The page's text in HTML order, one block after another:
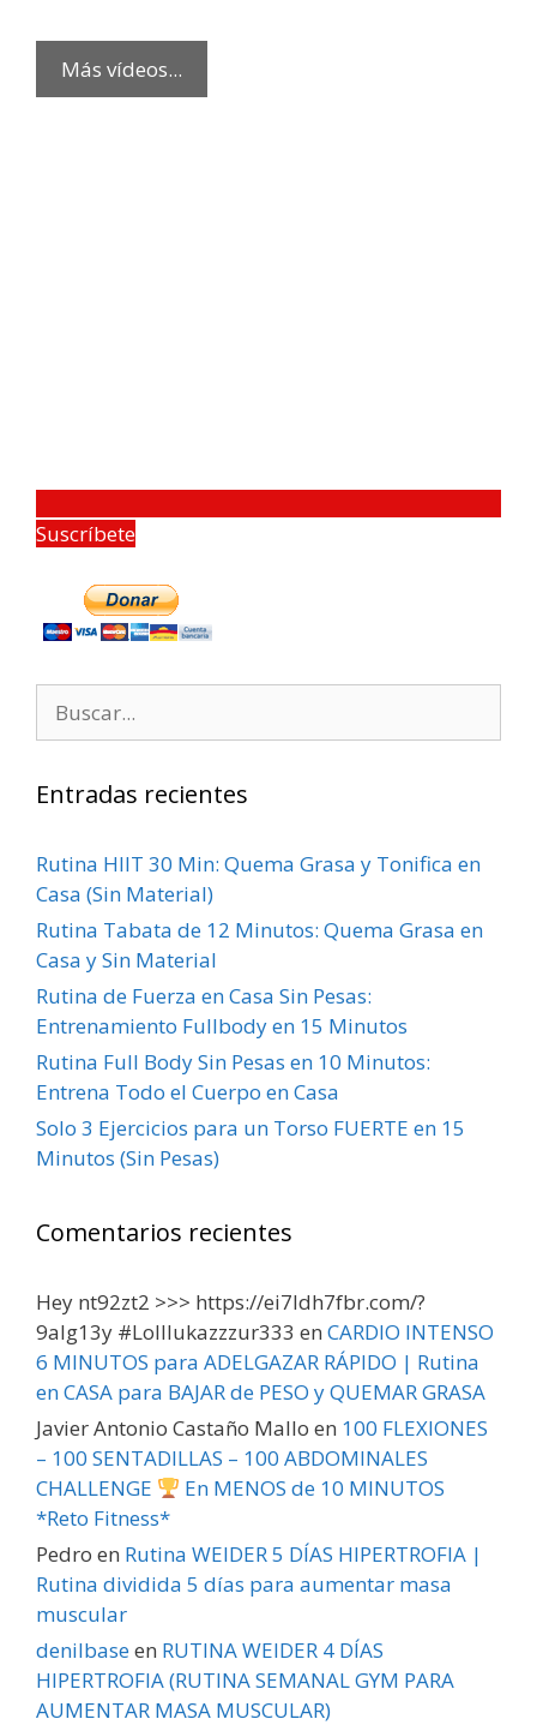
Más vídeos...
Suscríbete
Entradas recientes
Rutina HIIT 30 Min: Quema Grasa y Tonifica en
Casa (Sin Material)
Rutina Tabata de 12 Minutos: Quema Grasa en
Casa y Sin Material
Rutina de Fuerza en Casa Sin Pesas:
Entrenamiento Fullbody en 15 Minutos
Rutina Full Body Sin Pesas en 10 Minutos:
Entrena Todo el Cuerpo en Casa
Solo 3 Ejercicios para un Torso FUERTE en 15
Minutos (Sin Pesas)
Comentarios recientes
Hey nt92zt2 >>> https://ei7ldh7fbr.com/?
9alg13y #Lolllukazzzur333 en CARDIO INTENSO
6 MINUTOS para ADELGAZAR RÁPIDO | Rutina
en CASA para BAJAR de PESO y QUEMAR GRASA
Javier Antonio Castaño Mallo en 100 FLEXIONES
– 100 SENTADILLAS – 100 ABDOMINALES
CHALLENGE
En MENOS de 10 MINUTOS
*Reto Fitness*
Pedro en Rutina WEIDER 5 DÍAS HIPERTROFIA |
Rutina dividida 5 días para aumentar masa
muscular
denilbaseen RUTINA WEIDER 4 DÍAS
HIPERTROFIA (RUTINA SEMANAL GYM PARA
AUMENTAR MASA MUSCULAR)